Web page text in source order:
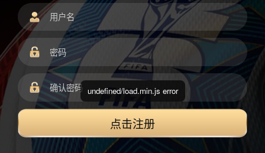
点击注册
undefined/load.min.js error